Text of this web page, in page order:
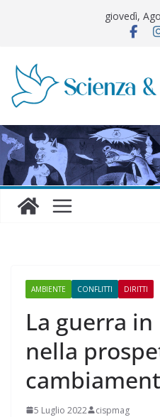
giovedì,
AMBIENTE CONFLITTI DIRITTI
La guerra
nella
5 Luglio 2022 cispmag